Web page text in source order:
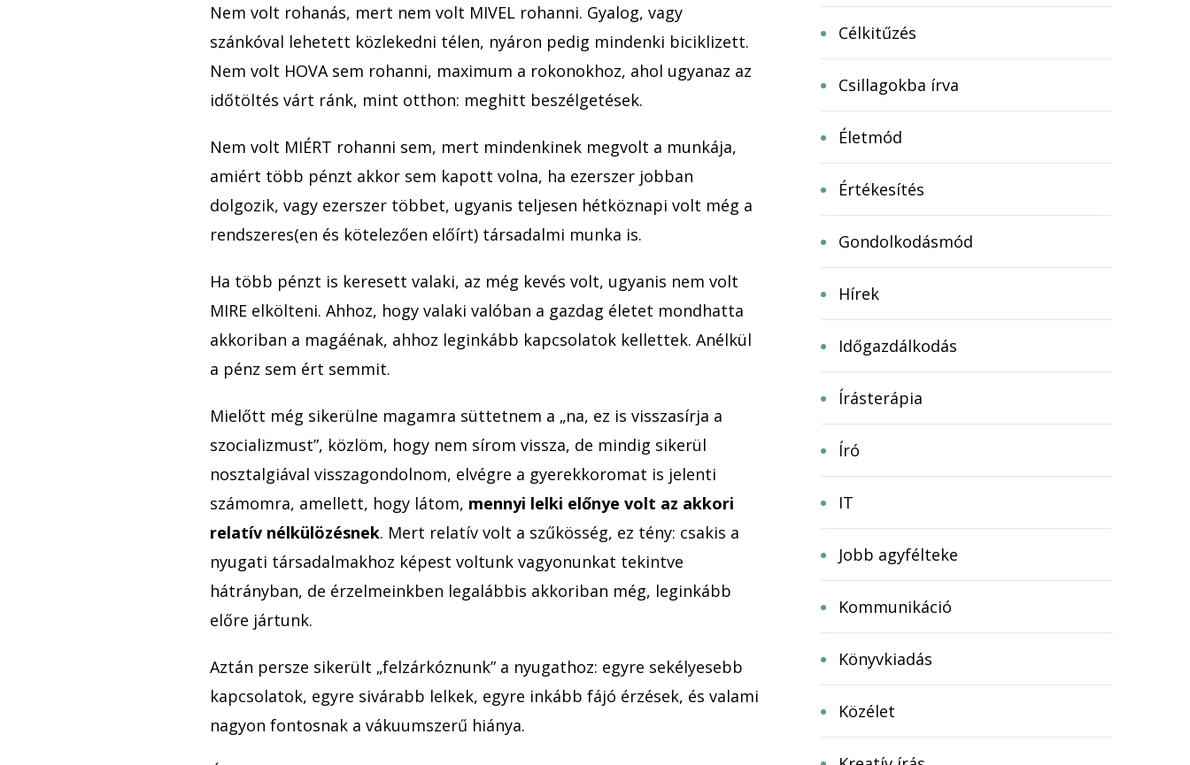
Nem volt rohanás, mert nem volt MIVEL rohanni. Gyalog, vagy
szánkóval lehetett közlekedni télen, nyáron pedig mindenki biciklizett.
Nem volt HOVA sem rohanni, maximum a rokonokhoz, ahol ugyanaz az
időtöltés várt ránk, mint otthon: meghitt beszélgetések.
Nem volt MIÉRT rohanni sem, mert mindenkinek megvolt a munkája,
amiért több pénzt akkor sem kapott volna, ha ezerszer jobban
dolgozik, vagy ezerszer többet, ugyanis teljesen hétköznapi volt még a
rendszeres(en és kötelezően előírt) társadalmi munka is.
Ha több pénzt is keresett valaki, az még kevés volt, ugyanis nem volt
MIRE elkölteni. Ahhoz, hogy valaki valóban a gazdag életet mondhatta
akkoriban a magáénak, ahhoz leginkább kapcsolatok kellettek. Anélkül
a pénz sem ért semmit.
Mielőtt még sikerülne magamra süttetnem a „na, ez is visszasírja a
szocializmust”, közlöm, hogy nem sírom vissza, de mindig sikerül
nosztalgiával visszagondolnom, elvégre a gyerekkoromat is jelenti
számomra, amellett, hogy látom, mennyi lelki előnye volt az akkori
relatív nélkülözésnek. Mert relatív volt a szűkösség, ez tény: csakis a
nyugati társadalmakhoz képest voltunk vagyonunkat tekintve
hátrányban, de érzelmeinkben legalábbis akkoriban még, leginkább
előre jártunk.
Aztán persze sikerült „felzárkóznunk” a nyugathoz: egyre sekélyesebb
kapcsolatok, egyre sivárabb lelkek, egyre inkább fájó érzések, és valami
nagyon fontosnak a vákuumszerű hiánya.
Célkitűzés
Csillagokba írva
Életmód
Értékesítés
Gondolkodásmód
Hírek
Időgazdálkodás
Írásterápia
Író
IT
Jobb agyfélteke
Kommunikáció
Könyvkiadás
Közélet